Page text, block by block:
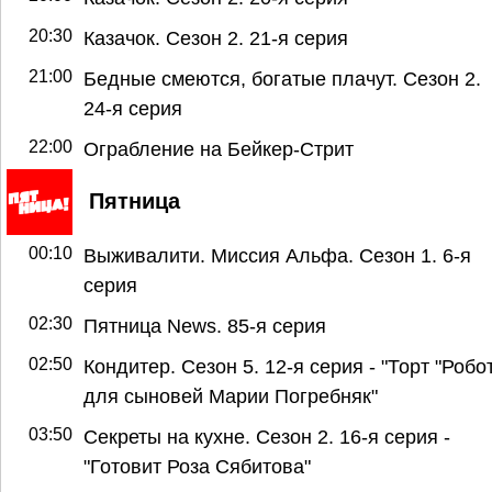
20:30 Казачок. Сезон 2. 21-я серия
21:00
Бедные смеются, богатые плачут. Сезон 2.
24-я серия
22:00 Ограбление на Бейкер-Стрит
Пятница
00:10
Выживалити. Миссия Альфа. Сезон 1. 6-я
серия
02:30 Пятница News. 85-я серия
02:50
Кондитер. Сезон 5. 12-я серия - "Торт
для сыновей Марии Погребняк"
03:50
Секреты на кухне. Сезон 2. 16-я серия -
"Готовит Роза Сябитова"